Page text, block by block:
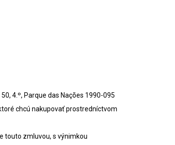
4.º, Parque das Nações 1990-095
chcú nakupovať prostredníctvom
touto zmluvou, s výnimkou